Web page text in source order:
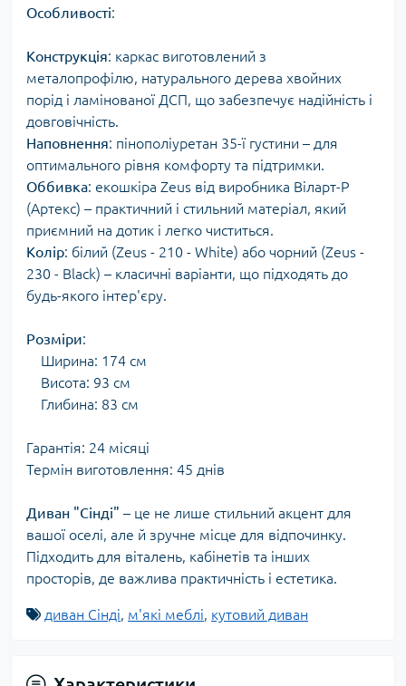
Особливості:
Конструкція: каркас виготовлений з
металопрофілю, натурального дерева хвойних
порід і ламінованої ДСП, що забезпечує надійність і
довговічність.
Наповнення: пінополіуретан 35-ї густини – для
оптимального рівня комфорту та підтримки.
Оббивка: екошкіра Zeus від виробника Віларт-Р
(Артекс) – практичний і стильний матеріал, який
приємний на дотик і легко чиститься.
Колір: білий (Zeus - 210 - White) або чорний (Zeus -
230 - Black) – класичні варіанти, що підходять до
будь-якого інтер'єру.
Розміри:
Ширина: 174 см
Висота: 93 см
Глибина: 83 см
Гарантія: 24 місяці
Термін виготовлення: 45 днів
Диван "Сінді" – це не лише стильний акцент для
вашої оселі, але й зручне місце для відпочинку.
Підходить для віталень, кабінетів та інших
просторів, де важлива практичність і естетика.
диван Сінді м'які меблі кутовий диван